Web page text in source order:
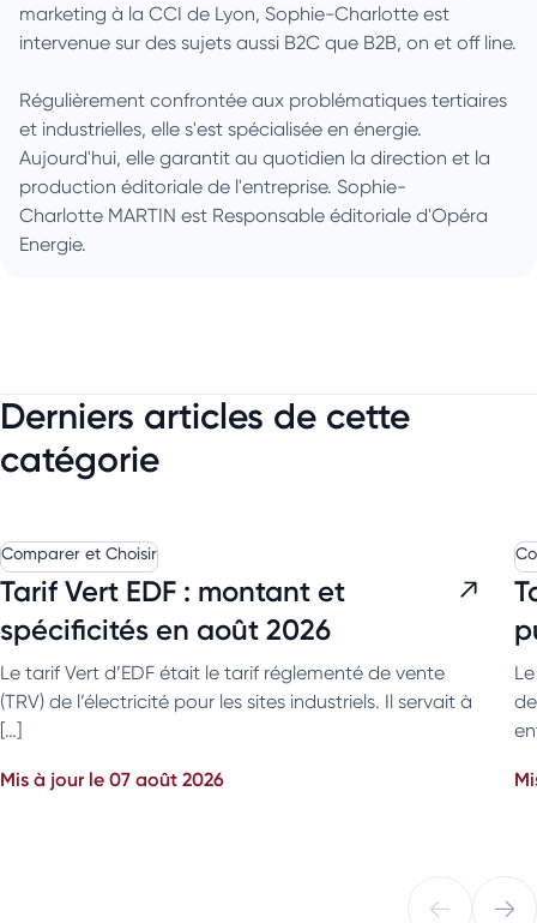
marketing à la CCI de Lyon, Sophie-Charlotte est
intervenue sur des sujets aussi B2C que B2B, on et off line.
Régulièrement confrontée aux problématiques tertiaires
et industrielles, elle s'est spécialisée en énergie.
Aujourd'hui, elle garantit au quotidien la direction et la
production éditoriale de l'entreprise. Sophie-
Charlotte MARTIN est Responsable éditoriale d'Opéra
Energie.
Derniers articles de cette
catégorie
Comparer et Choisir
Tarif Vert EDF : montant et
spécificités en août 2026
Le tarif Vert d’EDF était le tarif réglementé de vente
(TRV) de l’électricité pour les sites industriels. Il servait à
[…]
Mis à jour le 07 août 2026